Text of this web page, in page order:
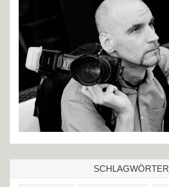
SCHLAGWÖRTER